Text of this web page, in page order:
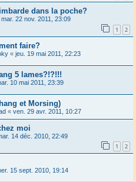
dans la poche?
mar. 22 nov. 2011, 23:09
1 2
faire?
« jeu. 19 mai 2011, 22:23
5 lames?!?!!!
10 mai 2011, 23:39
et Morsing)
« ven. 29 avr. 2011, 10:27
moi
14 déc. 2010, 22:49
1 2
15 sept. 2010, 19:14